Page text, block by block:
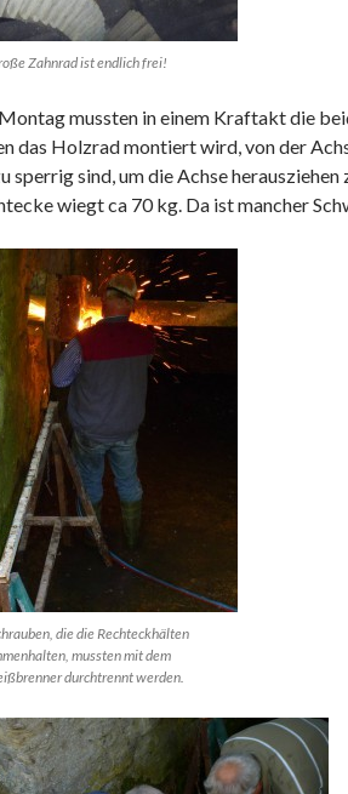
Zahnrad ist endlich frei!
mussten in einem Kraftakt die
das Holzrad montiert wird, von der
sperrig sind, um die Achse herausziehen
wiegt ca 70 kg. Da ist mancher
die die Rechteckhälten
mussten mit dem
durchtrennt werden.